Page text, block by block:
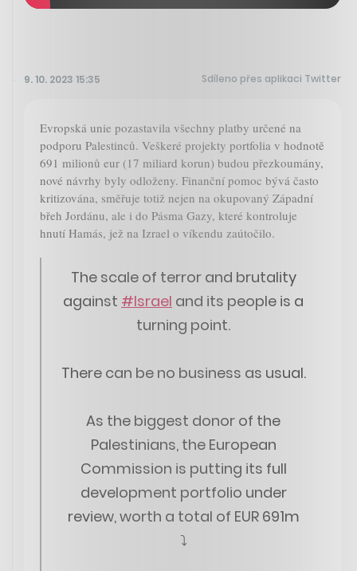
9. 10. 2023 15:35 Sdíleno přes aplikaci Twitter
Evropská unie pozastavila všechny platby určené na
podporu Palestinců. Veškeré projekty portfolia v hodnotě
691 milionů eur (17 miliard korun) budou přezkoumány,
nové návrhy byly odloženy. Finanční pomoc bývá často
kritizována, směřuje totiž nejen na okupovaný Západní
břeh Jordánu, ale i do Pásma Gazy, které kontroluje
hnutí Hamás, jež na Izrael o víkendu zaútočilo.
The scale of terror and brutality
against #Israel and its people is a
turning point.
There can be no business as usual.
As the biggest donor of the
Palestinians, the European
Commission is putting its full
development portfolio under
review, worth a total of EUR 691m
⤵️